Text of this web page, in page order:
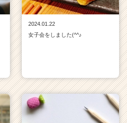
2024.01.22
女子会をしました(^^♪